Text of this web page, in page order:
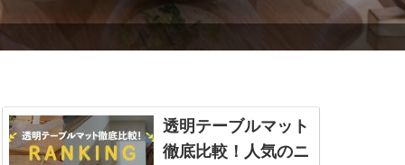
透明テーブルマット
徹底比較！人気のニ